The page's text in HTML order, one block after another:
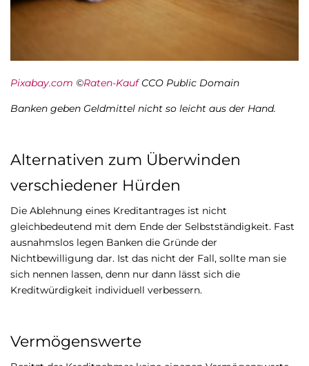
Pixabay.com ©Raten-KaufCCO Public Domain
Banken geben Geldmittel nicht so leicht aus der Hand.
Alternativen zum Überwinden
verschiedener Hürden
Die Ablehnung eines Kreditantrages ist nicht
gleichbedeutend mit dem Ende der Selbstständigkeit. Fast
ausnahmslos legen Banken die Gründe der
Nichtbewilligung dar. Ist das nicht der Fall, sollte man sie
sich nennen lassen, denn nur dann lässt sich die
Kreditwürdigkeit individuell verbessern.
Vermögenswerte